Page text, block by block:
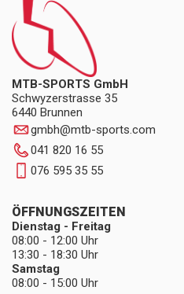
MTB-SPORTS GmbH
Schwyzerstrasse 35
6440 Brunnen
gmbh@mtb-sports.com
041 820 16 55
076 595 35 55
ÖFFNUNGSZEITEN
Dienstag - Freitag
08:00 - 12:00 Uhr
13:30 - 18:30 Uhr
Samstag
08:00 - 15:00 Uhr